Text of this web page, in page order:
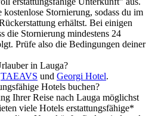
Stornierung, sodass du im
erhältst. Bei einigen
die Stornierung mindestens 24
Prüfe also die Bedingungen deiner
in Lauga?
TAEAVS und Georgi Hotel.
Hotels buchen?
Ihrer Reise nach Lauga möglichst
viele Hotels erstattungsfähige*